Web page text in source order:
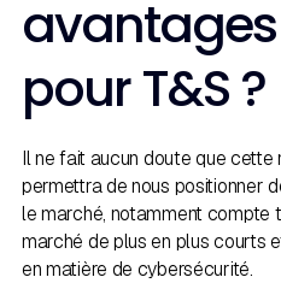
pour T&S ?
Il ne fait aucun doute que
permettra de nous positionner
le marché, notamment compte
marché de plus en plus courts
en matière de cybersécurité.